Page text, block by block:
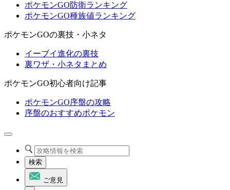
ポケモンGO防衛ランキング
ポケモンGO種族値ランキング
ポケモンGOの裏技・小ネタ
イーブイ進化の裏技
裏ワザ・小ネタまとめ
ポケモンGO初心者向け記事
ポケモンGO序盤の攻略
序盤のおすすめポケモン
検索
ご意見